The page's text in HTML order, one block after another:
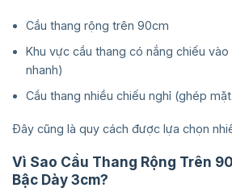
Cầu thang rộng trên 90cm
Khu vực cầu thang có nắng chiếu
nhanh)
Cầu thang nhiều chiếu nghỉ (ghép
Đây cũng là quy cách được lựa chọn
Vì Sao Cầu Thang Rộng Trên
Bậc Dày 3cm?